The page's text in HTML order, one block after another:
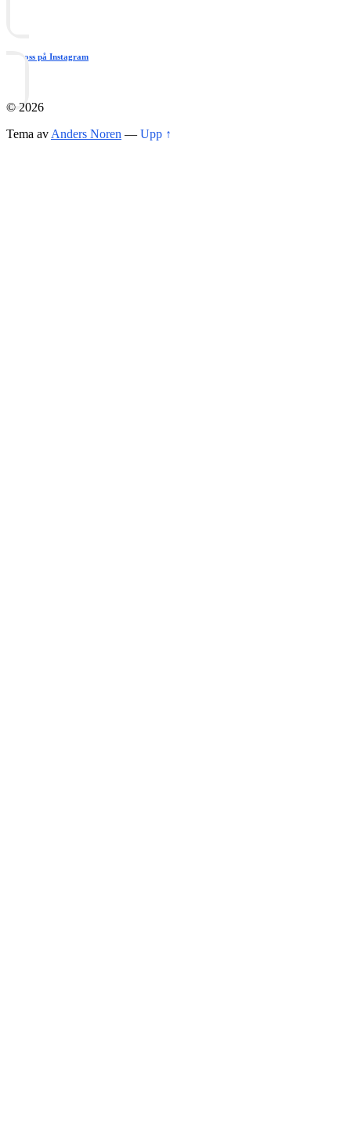
Följ oss på Instagram
© 2026
Tema av Anders Noren — Upp ↑